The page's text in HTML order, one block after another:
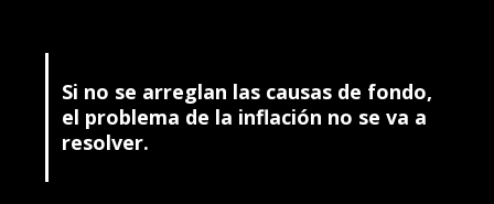
Si no se arreglan las causas de fondo,
el problema de la inflación no se va a
resolver.